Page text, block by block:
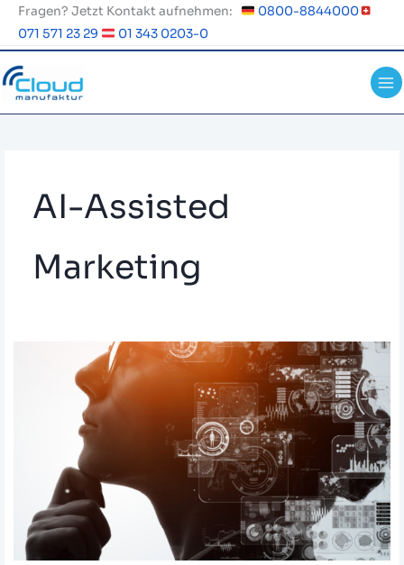
Zum
springen
Fragen? Jetzt Kontakt aufnehmen:
0800-8844000
071 571 23 29
01 343 0203-0
AI-Assisted
Marketing